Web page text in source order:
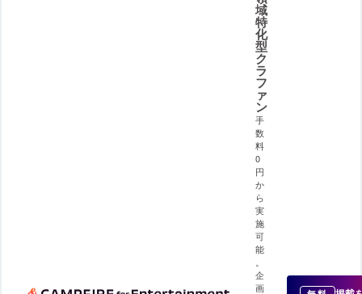
域
特
化
型
ク
ラ
フ
ァ
ン
手
数
料
0
円
か
ら
実
施
可
能
。
企
画